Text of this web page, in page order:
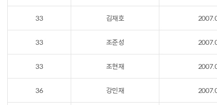
33 김재호
33 조준성
33 조현재
36 강민재